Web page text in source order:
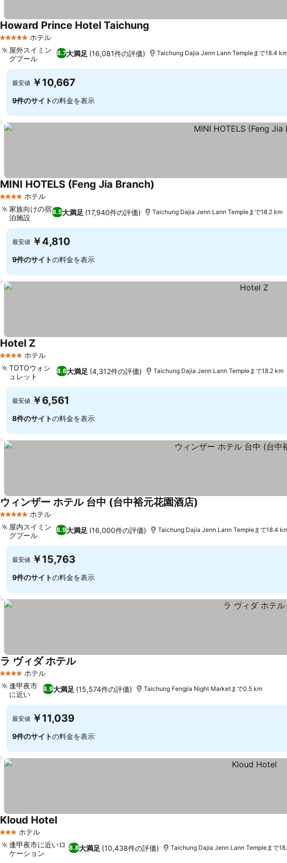
5 ホテルのランク
ホテル
Howard Prince Hotel Taichung
8.7大満足 (16,081件の評価)
屋外スイミン
グプール
Taichung Dajia Jenn Lann Templeまで18.4 km
最安値 ￥10,667
9件のサイトの料金を表示
4 ホテルのランク
ホテル
MINI HOTELS (Feng Jia Branch)
8.5大満足 (17,940件の評価)
家族向けの宿
泊施設
Taichung Dajia Jenn Lann Templeまで18.2 km
最安値 ￥4,810
9件のサイトの料金を表示
4 ホテルのランク
ホテル
Hotel Z料金を表示
8.6大満足 (4,312件の評価)
TOTOウォシ
ュレット
Taichung Dajia Jenn Lann Templeまで18.2 km
最安値 ￥6,561
8件のサイトの料金を表示
5 ホテルのランク
ホテル
ウィンザー ホテル 台中 (台中裕元花園酒店)
8.9大満足 (16,000件の評価)
屋内スイミン
グプール
Taichung Dajia Jenn Lann Templeまで18.4
最安値 ￥15,763
9件のサイトの料金を表示
4 ホテルのランク
ホテル
ラ ヴィダ ホテル
8.9大満足 (15,574件の評価)
逢甲夜市
に近い
Taichung Fengjia Night Marketまで0.5 km
最安値 ￥11,039
9件のサイトの料金を表示
3 ホテルのランク
ホテル
Kloud Hotel料金を表示
8.8大満足 (10,438件の評価)
逢甲夜市に近いロ
ケーション
Taichung Dajia Jenn Lann Templeまで